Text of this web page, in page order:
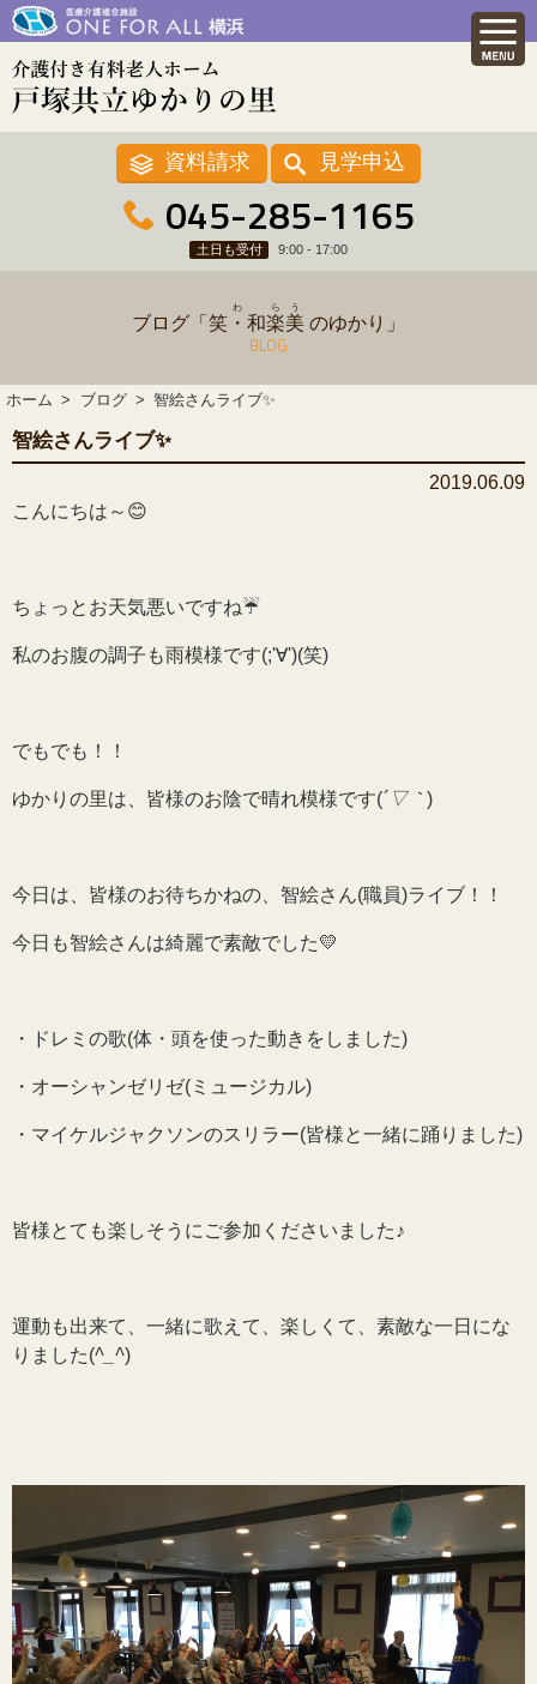
資料請求 見学申込
045-285-1165
土日も受付 9:00 - 17:00
ブログ「 笑・和
わ
楽
ら
美
う
のゆかり」
BLOG
ホーム ブログ 智絵さんライブ✨
智絵さんライブ✨
2019.06.09
こんにちは～😊
ちょっとお天気悪いですね☔
私のお腹の調子も雨模様です(;'∀')(笑)
でもでも！！
ゆかりの里は、皆様のお陰で晴れ模様です(´▽｀ )
今日は、皆様のお待ちかねの、智絵さん(職員)ライブ！！
今日も智絵さんは綺麗で素敵でした💛
・ドレミの歌(体・頭を使った動きをしました)
・オーシャンゼリゼ(ミュージカル)
・マイケルジャクソンのスリラー(皆様と一緒に踊りました)
皆様とても楽しそうにご参加くださいました♪
運動も出来て、一緒に歌えて、楽しくて、素敵な一日にな
りました(^_^)